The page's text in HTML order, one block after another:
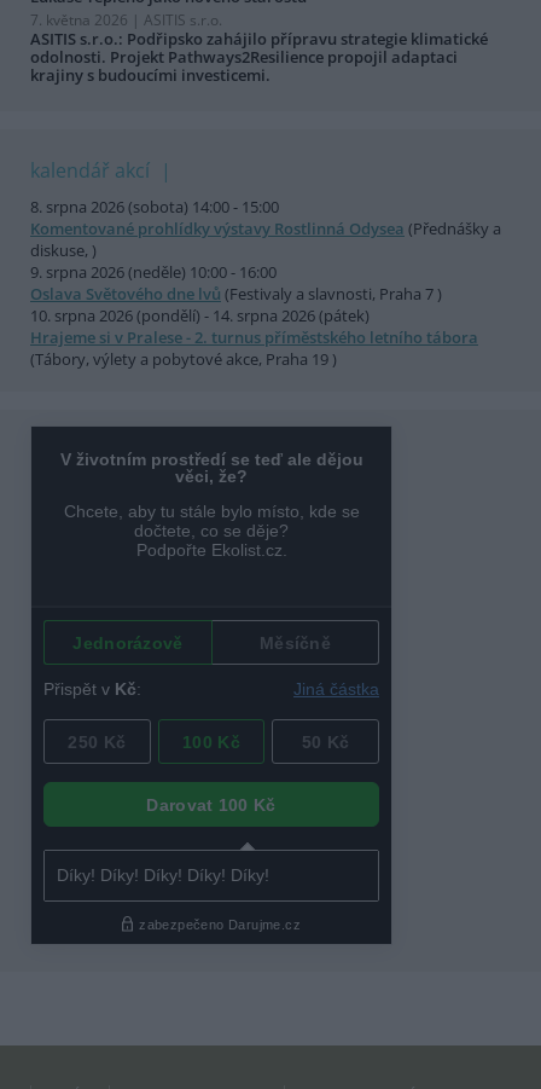
7. května 2026 | ASITIS s.r.o.
ASITIS s.r.o.: Podřipsko zahájilo přípravu strategie klimatické
odolnosti. Projekt Pathways2Resilience propojil adaptaci
krajiny s budoucími investicemi.
kalendář akcí
8. srpna 2026 (sobota) 14:00 - 15:00
Komentované prohlídky výstavy Rostlinná Odysea (Přednášky a
diskuse, )
9. srpna 2026 (neděle) 10:00 - 16:00
Oslava Světového dne lvů (Festivaly a slavnosti, Praha 7 )
10. srpna 2026 (pondělí) - 14. srpna 2026 (pátek)
Hrajeme si v Pralese - 2. turnus příměstského letního tábora
(Tábory, výlety a pobytové akce, Praha 19 )